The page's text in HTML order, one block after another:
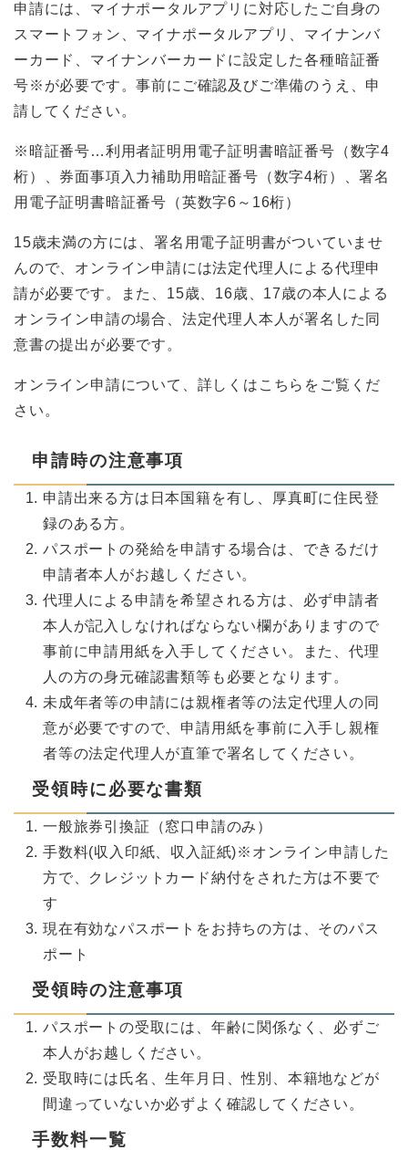
申請には、マイナポータルアプリに対応したご自身の
スマートフォン、マイナポータルアプリ、マイナンバ
ーカード、マイナンバーカードに設定した各種暗証番
号※が必要です。事前にご確認及びご準備のうえ、申
請してください。
※暗証番号…利用者証明用電子証明書暗証番号（数字4
桁）、券面事項入力補助用暗証番号（数字4桁）、署名
用電子証明書暗証番号（英数字6～16桁）
15歳未満の方には、署名用電子証明書がついていませ
んので、オンライン申請には法定代理人による代理申
請が必要です。また、15歳、16歳、17歳の本人による
オンライン申請の場合、法定代理人本人が署名した同
意書の提出が必要です。
オンライン申請について、詳しくはこちらをご覧くだ
さい。
申請時の注意事項
申請出来る方は日本国籍を有し、厚真町に住民登
録のある方。
パスポートの発給を申請する場合は、できるだけ
申請者本人がお越しください。
代理人による申請を希望される方は、必ず申請者
本人が記入しなければならない欄がありますので
事前に申請用紙を入手してください。また、代理
人の方の身元確認書類等も必要となります。
未成年者等の申請には親権者等の法定代理人の同
意が必要ですので、申請用紙を事前に入手し親権
者等の法定代理人が直筆で署名してください。
受領時に必要な書類
一般旅券引換証（窓口申請のみ）
手数料(収入印紙、収入証紙)※オンライン申請した
方で、クレジットカード納付をされた方は不要で
す
現在有効なパスポートをお持ちの方は、そのパス
ポート
受領時の注意事項
パスポートの受取には、年齢に関係なく、必ずご
本人がお越しください。
受取時には氏名、生年月日、性別、本籍地などが
間違っていないか必ずよく確認してください。
手数料一覧